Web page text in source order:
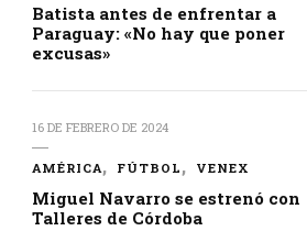
Batista antes de enfrentar a
Paraguay: «No hay que poner
excusas»
16 DE FEBRERO DE 2024
AMÉRICA FÚTBOL VENEX
Miguel Navarro se estrenó con
Talleres de Córdoba